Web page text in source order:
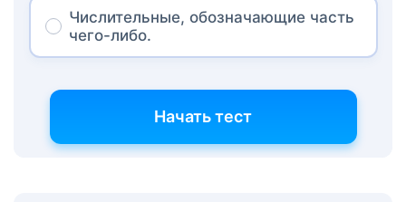
Числительные, обозначающие часть
чего-либо.
Начать тест